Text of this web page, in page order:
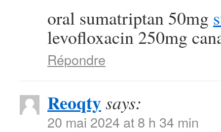
oral sumatriptan 50mg
levofloxacin 250mg
Répondre
Reoqtysays:
20 mai 2024 at 8 h 34 min